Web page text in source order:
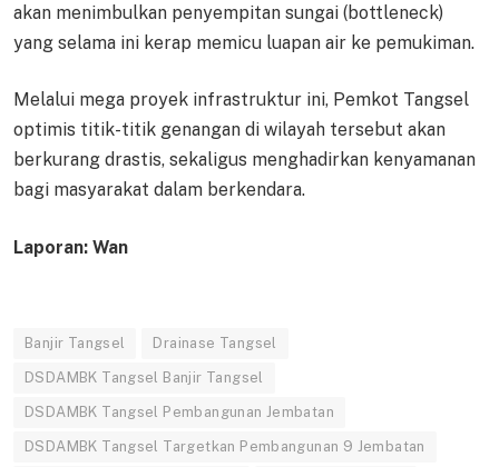
akan menimbulkan penyempitan sungai (bottleneck)
yang selama ini kerap memicu luapan air ke pemukiman.
Melalui mega proyek infrastruktur ini, Pemkot Tangsel
optimis titik-titik genangan di wilayah tersebut akan
berkurang drastis, sekaligus menghadirkan kenyamanan
bagi masyarakat dalam berkendara.
Laporan: Wan
Banjir Tangsel Drainase Tangsel
DSDAMBK Tangsel Banjir Tangsel
DSDAMBK Tangsel Pembangunan Jembatan
DSDAMBK Tangsel Targetkan Pembangunan 9 Jembatan